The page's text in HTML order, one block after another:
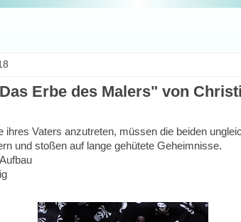
Erbe des Malers" von
ihres Vaters anzutreten, müssen die beiden
und stoßen auf lange gehütete Geheimnisse.